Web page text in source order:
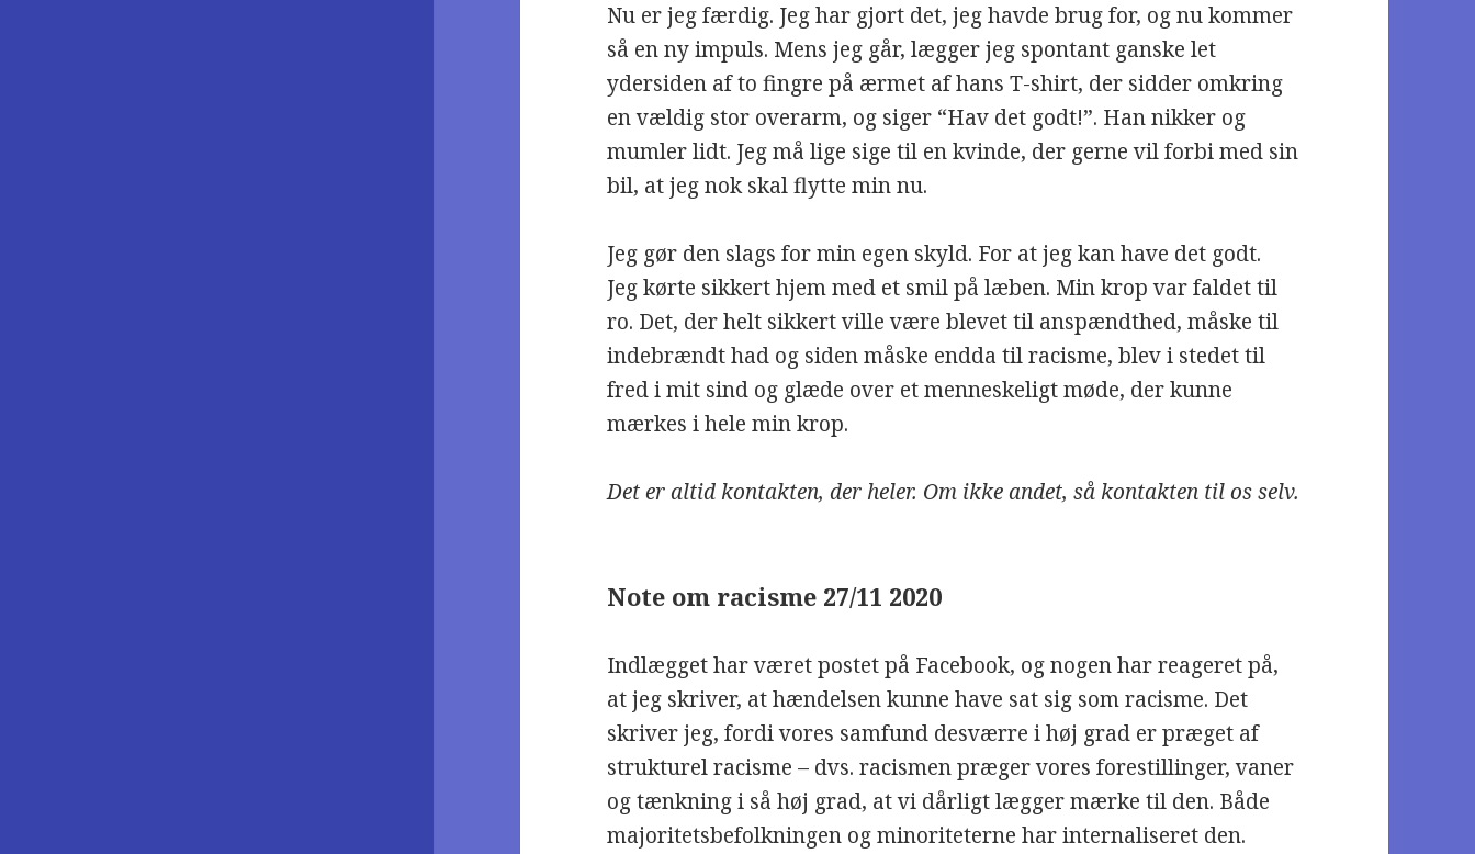
Nu er jeg færdig. Jeg har gjort det, jeg havde brug for, og nu kommer
så en ny impuls. Mens jeg går, lægger jeg spontant ganske let
ydersiden af to fingre på ærmet af hans T-shirt, der sidder omkring
en vældig stor overarm, og siger “Hav det godt!”. Han nikker og
mumler lidt. Jeg må lige sige til en kvinde, der gerne vil forbi med sin
bil, at jeg nok skal flytte min nu.
Jeg gør den slags for min egen skyld. For at jeg kan have det godt.
Jeg kørte sikkert hjem med et smil på læben. Min krop var faldet til
ro. Det, der helt sikkert ville være blevet til anspændthed, måske til
indebrændt had og siden måske endda til racisme, blev i stedet til
fred i mit sind og glæde over et menneskeligt møde, der kunne
mærkes i hele min krop.
Det er altid kontakten, der heler. Om ikke andet, så kontakten til os selv.
Note om racisme 27/11 2020
Indlægget har været postet på Facebook, og nogen har reageret på,
at jeg skriver, at hændelsen kunne have sat sig som racisme. Det
skriver jeg, fordi vores samfund desværre i høj grad er præget af
strukturel racisme – dvs. racismen præger vores forestillinger, vaner
og tænkning i så høj grad, at vi dårligt lægger mærke til den. Både
majoritetsbefolkningen og minoriteterne har internaliseret den.